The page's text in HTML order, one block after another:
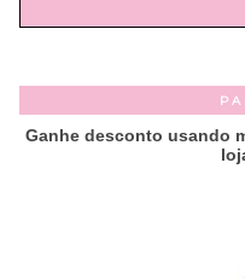
Ganhe desconto usando